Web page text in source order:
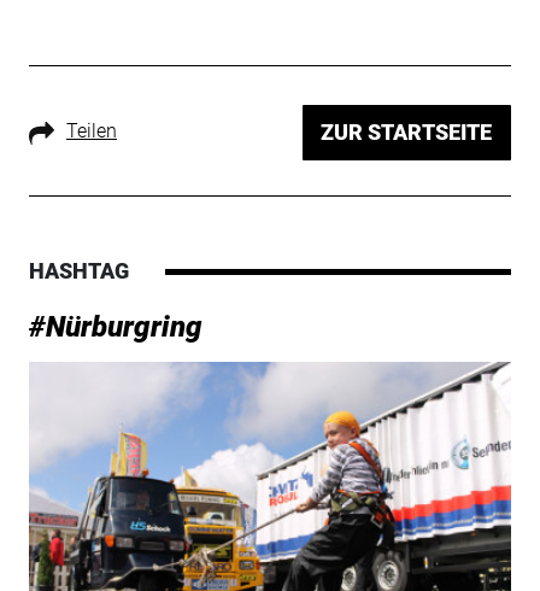
Teilen ZUR STARTSEITE
HASHTAG
#Nürburgring